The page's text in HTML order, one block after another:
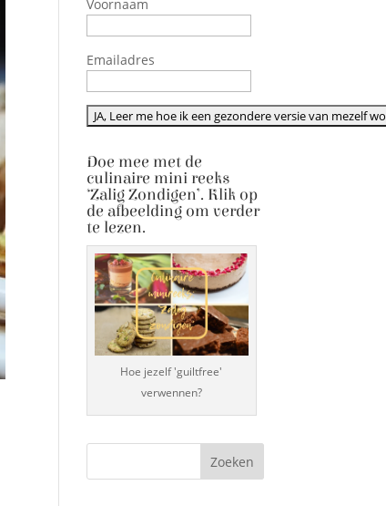
Voornaam
Emailadres
Doe mee met de
culinaire mini reeks
‘Zalig Zondigen’. Klik op
de afbeelding om verder
te lezen.
Hoe jezelf 'guiltfree'
verwennen?